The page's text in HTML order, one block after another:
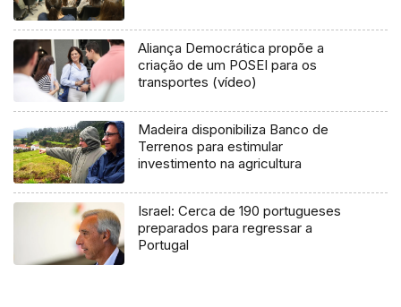
Aliança Democrática propõe a
criação de um POSEI para os
transportes (vídeo)
Madeira disponibiliza Banco de
Terrenos para estimular
investimento na agricultura
Israel: Cerca de 190 portugueses
preparados para regressar a
Portugal